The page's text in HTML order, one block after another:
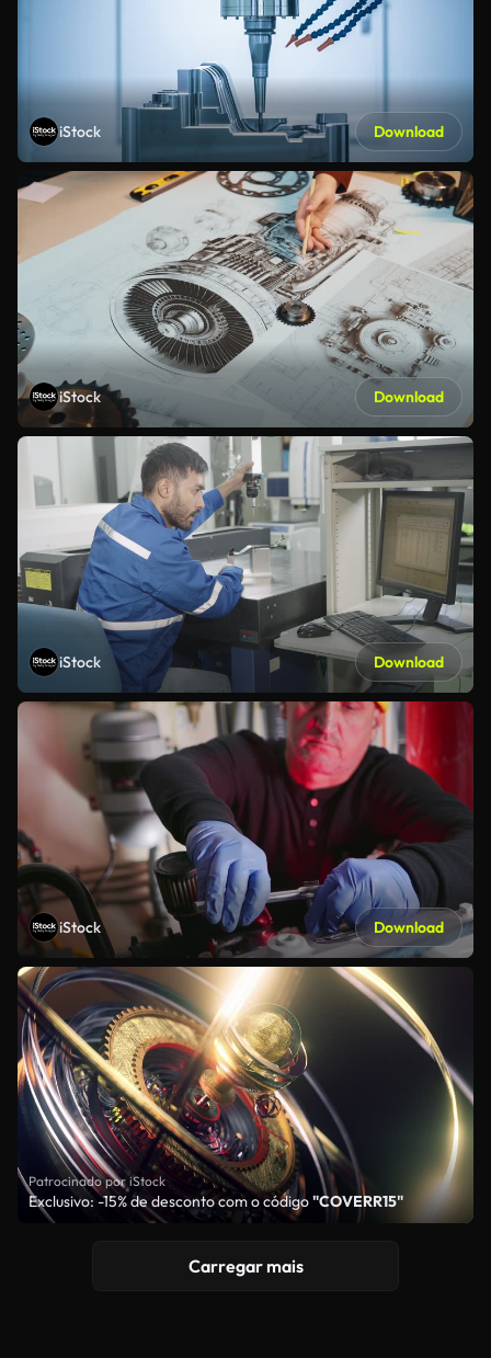
iStock Download
iStock Download
iStock Download
iStock Download
Patrocinado por iStock
Exclusivo: -15% de desconto com o código"COVERR15"
Carregar mais